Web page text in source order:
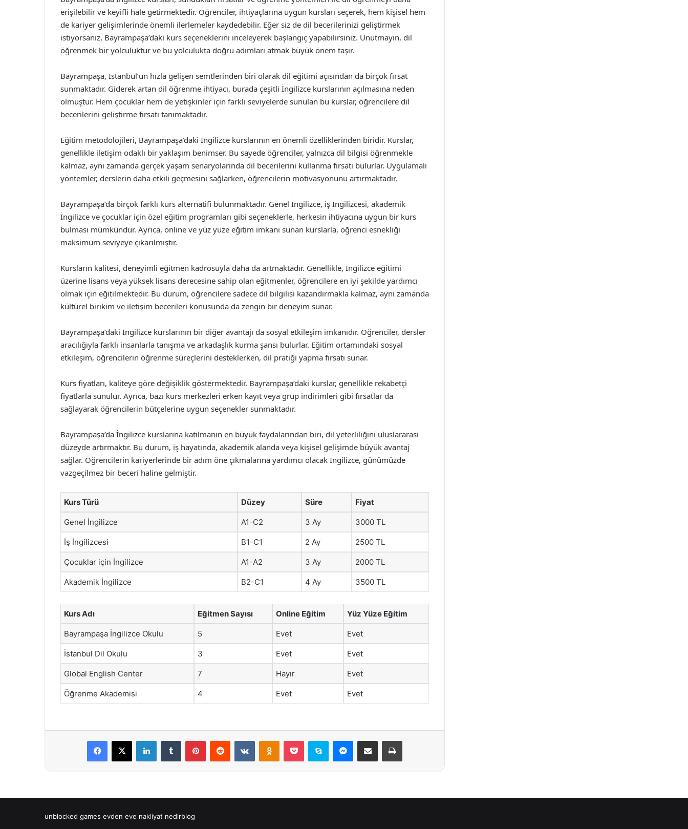
erişilebilir ve keyifli hale getirmektedir. Öğrenciler, ihtiyaçlarına uygun kursları seçerek, hem kişisel hem
de kariyer gelişimlerinde önemli ilerlemeler kaydedebilir. Eğer siz de dil becerilerinizi geliştirmek
istiyorsanız, Bayrampaşa’daki kurs seçeneklerini inceleyerek başlangıç yapabilirsiniz. Unutmayın, dil
öğrenmek bir yolculuktur ve bu yolculukta doğru adımları atmak büyük önem taşır.
Bayrampaşa, İstanbul’un hızla gelişen semtlerinden biri olarak dil eğitimi açısından da birçok fırsat
sunmaktadır. Giderek artan dil öğrenme ihtiyacı, burada çeşitli İngilizce kurslarının açılmasına neden
olmuştur. Hem çocuklar hem de yetişkinler için farklı seviyelerde sunulan bu kurslar, öğrencilere dil
becerilerini geliştirme fırsatı tanımaktadır.
Eğitim metodolojileri, Bayrampaşa’daki İngilizce kurslarının en önemli özelliklerinden biridir. Kurslar,
genellikle iletişim odaklı bir yaklaşım benimser. Bu sayede öğrenciler, yalnızca dil bilgisi öğrenmekle
kalmaz, aynı zamanda gerçek yaşam senaryolarında dil becerilerini kullanma fırsatı bulurlar. Uygulamalı
yöntemler, derslerin daha etkili geçmesini sağlarken, öğrencilerin motivasyonunu artırmaktadır.
Bayrampaşa’da birçok farklı kurs alternatifi bulunmaktadır. Genel İngilizce, iş İngilizcesi, akademik
İngilizce ve çocuklar için özel eğitim programları gibi seçeneklerle, herkesin ihtiyacına uygun bir kurs
bulması mümkündür. Ayrıca, online ve yüz yüze eğitim imkanı sunan kurslarla, öğrenci esnekliği
maksimum seviyeye çıkarılmıştır.
Kursların kalitesi, deneyimli eğitmen kadrosuyla daha da artmaktadır. Genellikle, İngilizce eğitimi
üzerine lisans veya yüksek lisans derecesine sahip olan eğitmenler, öğrencilere en iyi şekilde yardımcı
olmak için eğitilmektedir. Bu durum, öğrencilere sadece dil bilgilisi kazandırmakla kalmaz, aynı zamanda
kültürel birikim ve iletişim becerileri konusunda da zengin bir deneyim sunar.
Bayrampaşa’daki İngilizce kurslarının bir diğer avantajı da sosyal etkileşim imkanıdır. Öğrenciler, dersler
aracılığıyla farklı insanlarla tanışma ve arkadaşlık kurma şansı bulurlar. Eğitim ortamındaki sosyal
etkileşim, öğrencilerin öğrenme süreçlerini desteklerken, dil pratiği yapma fırsatı sunar.
Kurs fiyatları, kaliteye göre değişiklik göstermektedir. Bayrampaşa’daki kurslar, genellikle rekabetçi
fiyatlarla sunulur. Ayrıca, bazı kurs merkezleri erken kayıt veya grup indirimleri gibi fırsatlar da
sağlayarak öğrencilerin bütçelerine uygun seçenekler sunmaktadır.
Bayrampaşa’da İngilizce kurslarına katılmanın en büyük faydalarından biri, dil yeterliliğini uluslararası
düzeyde artırmaktır. Bu durum, iş hayatında, akademik alanda veya kişisel gelişimde büyük avantaj
sağlar. Öğrencilerin kariyerlerinde bir adım öne çıkmalarına yardımcı olacak İngilizce, günümüzde
vazgeçilmez bir beceri haline gelmiştir.
Kurs Türü Düzey Süre Fiyat
Genel İngilizce A1-C2 3 Ay 3000 TL
İş İngilizcesi B1-C1 2 Ay 2500 TL
Çocuklar için İngilizce A1-A2 3 Ay 2000 TL
Akademik İngilizce B2-C1 4 Ay 3500 TL
Kurs Adı Eğitmen Sayısı Online Eğitim Yüz Yüze Eğitim
Bayrampaşa İngilizce Okulu 5 Evet Evet
İstanbul Dil Okulu 3 Evet Evet
Global English Center 7 Hayır Evet
Öğrenme Akademisi 4 Evet Evet
Facebook
X LinkedInTumblr PinterestReddit VKontakteOdnoklassniki
Pocket Skype Messenger
E-Posta ile paylaş Yazdır
unblocked games evden eve nakliyat nedirblog